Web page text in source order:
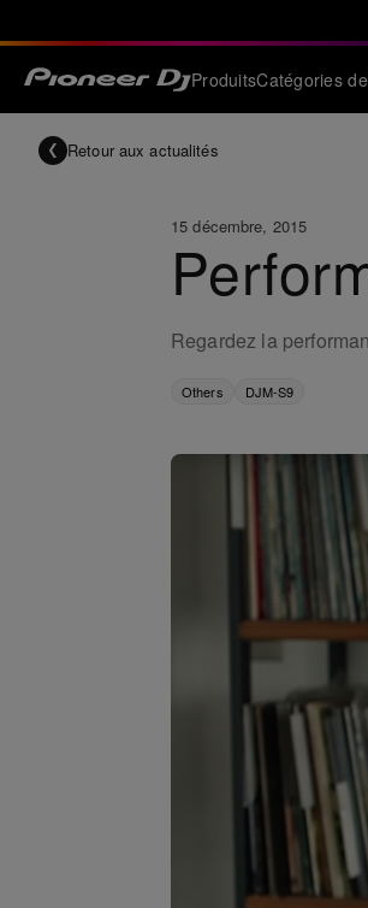
ProduitsCatégories
Retour aux actualités
15 décembre, 2015
Regardez la
Others DJM-S9